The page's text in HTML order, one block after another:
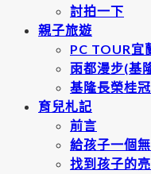
討拍一下
親子旅遊
PC TOUR宜
雨都漫步(基
基隆長榮桂
育兒札記
前言
給孩子一個
找到孩子的